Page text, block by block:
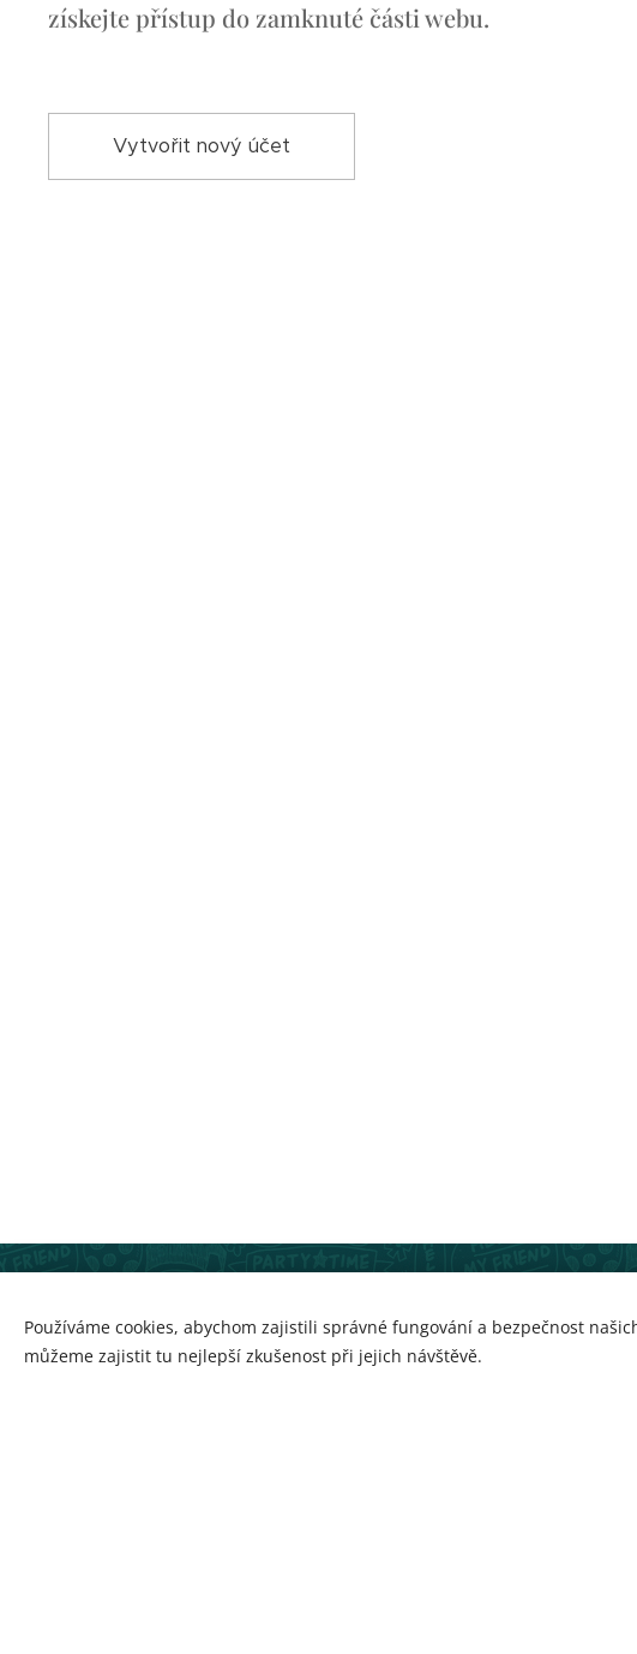
získejte přístup do zamknuté části webu.
Vytvořit nový účet
Používáme cookies, abychom zajistili správné fungování a bezpečnost
můžeme zajistit tu nejlepší zkušenost při jejich návštěvě.